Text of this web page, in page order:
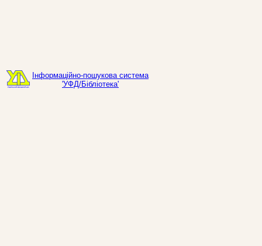
Інформаційно-пошукова система
'УФД/Бібліотека'